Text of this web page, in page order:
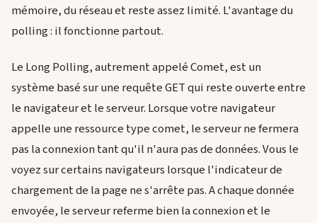
mémoire, du réseau et reste assez limité. L'avantage du
polling : il fonctionne partout.
Le Long Polling, autrement appelé Comet, est un
système basé sur une requête GET qui reste ouverte entre
le navigateur et le serveur. Lorsque votre navigateur
appelle une ressource type comet, le serveur ne fermera
pas la connexion tant qu'il n'aura pas de données. Vous le
voyez sur certains navigateurs lorsque l'indicateur de
chargement de la page ne s'arrête pas. A chaque donnée
envoyée, le serveur referme bien la connexion et le